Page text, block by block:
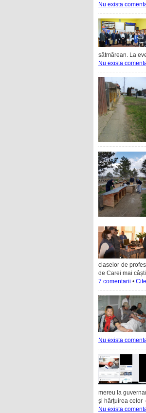
Nu exista
sătmărean. La
Nu exista
claselor de
de Carei mai
7 comentarii •
Nu exista
mereu la
și hărțuirea celor
Nu exista